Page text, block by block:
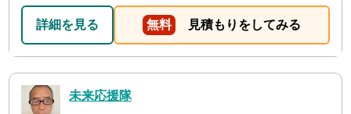
詳細を見る 無料 見積もりをしてみる
未来応援隊